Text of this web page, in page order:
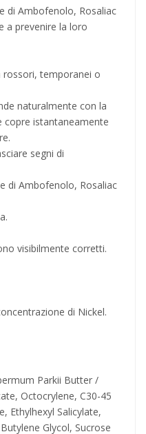
di Ambofenolo, Rosaliac
a prevenire la loro
rossori, temporanei o
naturalmente con la
copre istantaneamente
segni di
di Ambofenolo, Rosaliac
visibilmente corretti.
di Nickel.
Parkii Butter /
Octocrylene, C30-45
Ethylhexyl Salicylate,
Glycol, Sucrose